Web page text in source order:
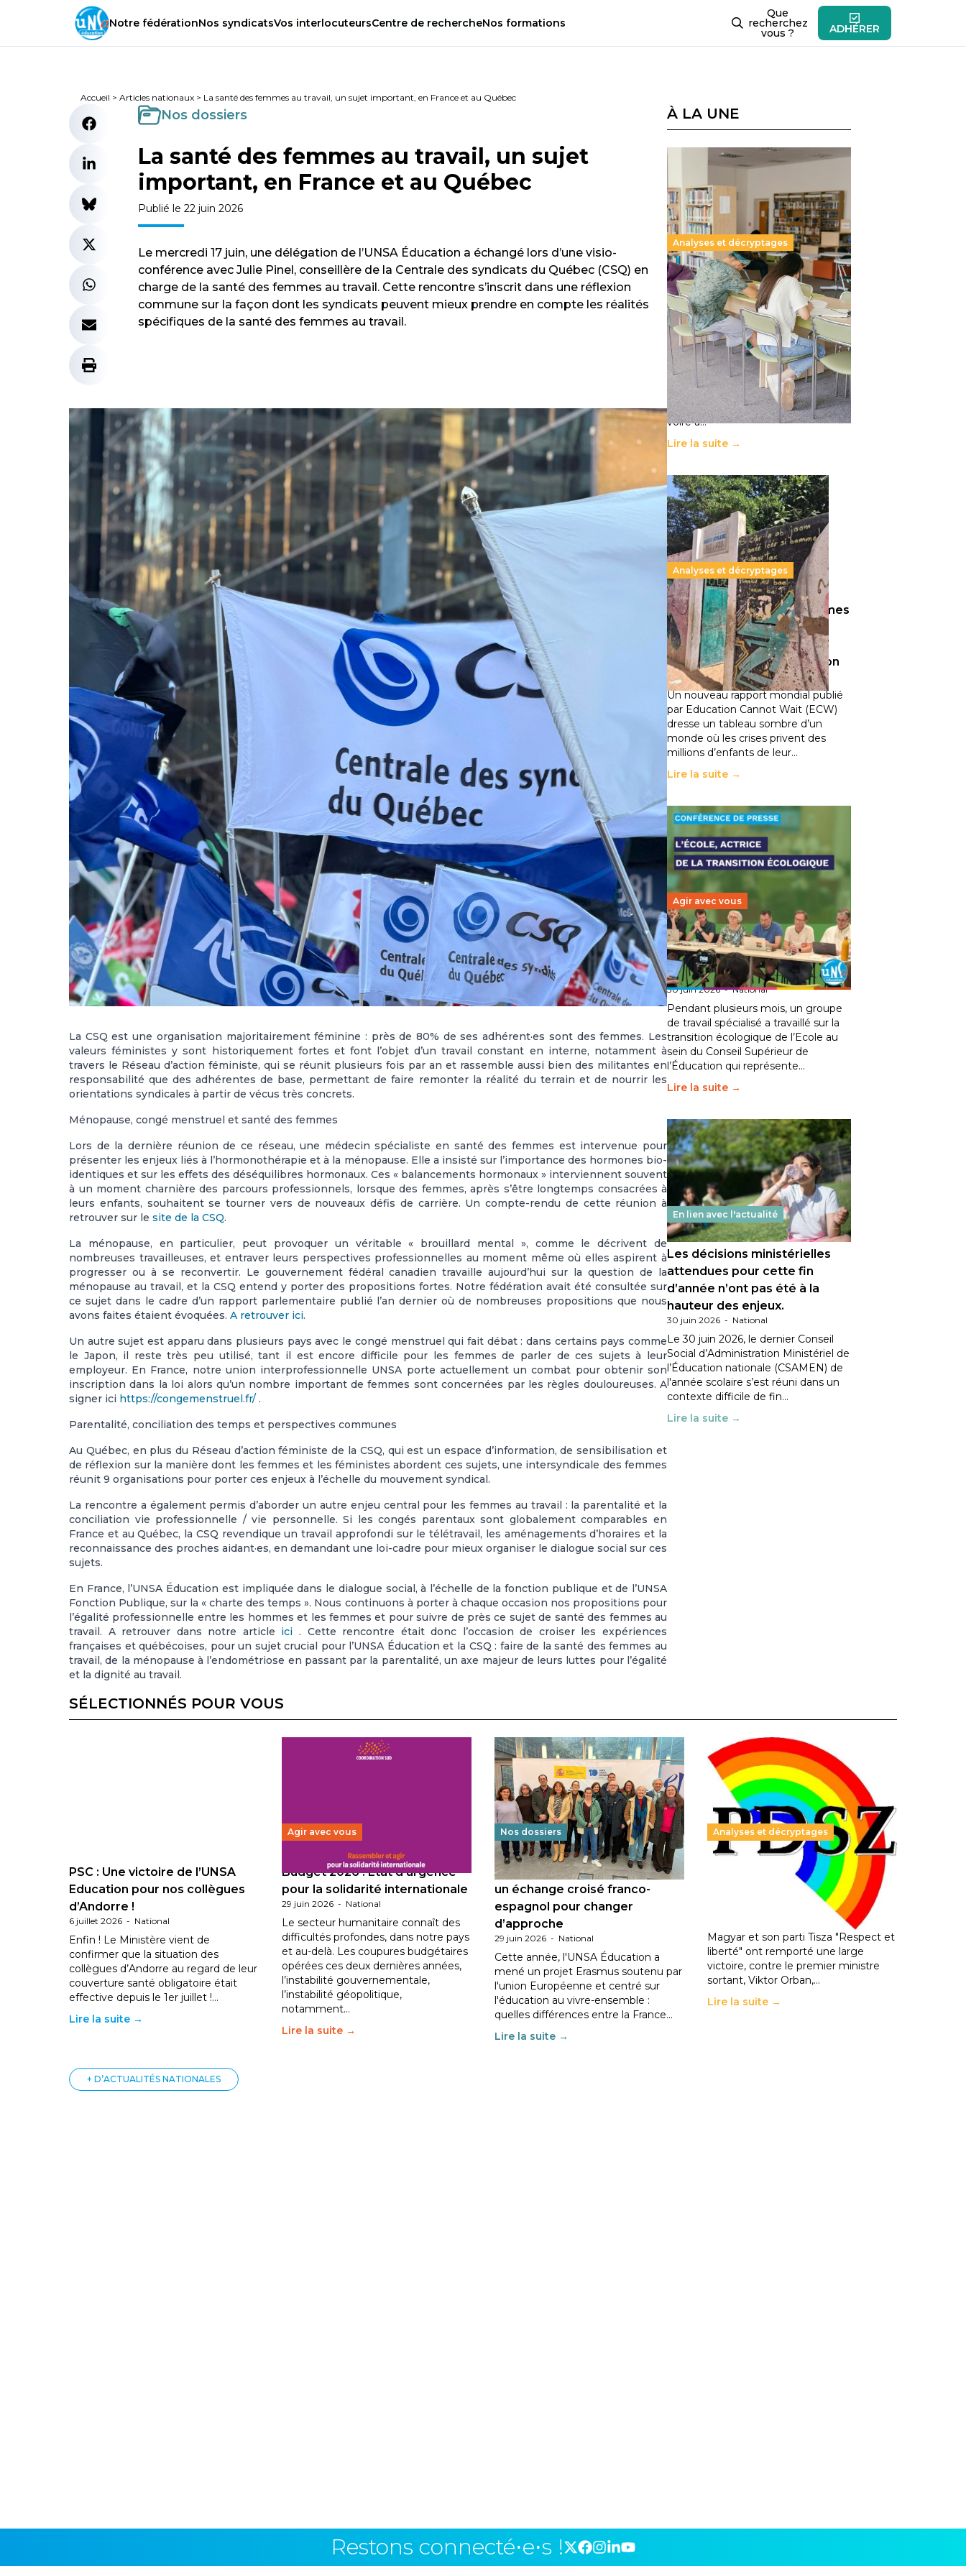
Notre fédérationNos syndicatsVos interlocuteursCentre de rechercheNos formations
Que
recherchez
vous ? ADHÉRER
Accueil > Articles nationaux > La santé des femmes au travail, un sujet important, en France et au Québec
Nos dossiers
La santé des femmes au travail, un sujet
important, en France et au Québec
Publié le 22 juin 2026
Le mercredi 17 juin, une délégation de l’UNSA Éducation a échangé lors d’une visio-
conférence avec Julie Pinel, conseillère de la Centrale des syndicats du Québec (CSQ) en
charge de la santé des femmes au travail. Cette rencontre s’inscrit dans une réflexion
commune sur la façon dont les syndicats peuvent mieux prendre en compte les réalités
spécifiques de la santé des femmes au travail.
La CSQ est une organisation majoritairement féminine : près de 80% de ses adhérent·es sont des femmes. Les
valeurs féministes y sont historiquement fortes et font l’objet d’un travail constant en interne, notamment à
travers le Réseau d’action féministe, qui se réunit plusieurs fois par an et rassemble aussi bien des militantes en
responsabilité que des adhérentes de base, permettant de faire remonter la réalité du terrain et de nourrir les
orientations syndicales à partir de vécus très concrets.
Ménopause, congé menstruel et santé des femmes
Lors de la dernière réunion de ce réseau, une médecin spécialiste en santé des femmes est intervenue pour
présenter les enjeux liés à l’hormonothérapie et à la ménopause. Elle a insisté sur l’importance des hormones bio-
identiques et sur les effets des déséquilibres hormonaux. Ces « balancements hormonaux » interviennent souvent
à un moment charnière des parcours professionnels, lorsque des femmes, après s’être longtemps consacrées à
leurs enfants, souhaitent se tourner vers de nouveaux défis de carrière. Un compte-rendu de cette réunion à
retrouver sur le site de la CSQ.
La ménopause, en particulier, peut provoquer un véritable « brouillard mental », comme le décrivent de
nombreuses travailleuses, et entraver leurs perspectives professionnelles au moment même où elles aspirent à
progresser ou à se reconvertir. Le gouvernement fédéral canadien travaille aujourd’hui sur la question de la
ménopause au travail, et la CSQ entend y porter des propositions fortes. Notre fédération avait été consultée sur
ce sujet dans le cadre d’un rapport parlementaire publié l’an dernier où de nombreuses propositions que nous
avons faites étaient évoquées. A retrouver ici.
Un autre sujet est apparu dans plusieurs pays avec le congé menstruel qui fait débat : dans certains pays comme
le Japon, il reste très peu utilisé, tant il est encore difficile pour les femmes de parler de ces sujets à leur
employeur. En France, notre union interprofessionnelle UNSA porte actuellement un combat pour obtenir son
inscription dans la loi alors qu’un nombre important de femmes sont concernées par les règles douloureuses. A
signer ici https://congemenstruel.fr/ .
Parentalité, conciliation des temps et perspectives communes
Au Québec, en plus du Réseau d’action féministe de la CSQ, qui est un espace d’information, de sensibilisation et
de réflexion sur la manière dont les femmes et les féministes abordent ces sujets, une intersyndicale des femmes
réunit 9 organisations pour porter ces enjeux à l’échelle du mouvement syndical.
La rencontre a également permis d’aborder un autre enjeu central pour les femmes au travail : la parentalité et la
conciliation vie professionnelle / vie personnelle. Si les congés parentaux sont globalement comparables en
France et au Québec, la CSQ revendique un travail approfondi sur le télétravail, les aménagements d’horaires et la
reconnaissance des proches aidant·es, en demandant une loi-cadre pour mieux organiser le dialogue social sur ces
sujets.
En France, l’UNSA Éducation est impliquée dans le dialogue social, à l’échelle de la fonction publique et de l’UNSA
Fonction Publique, sur la « charte des temps ». Nous continuons à porter à chaque occasion nos propositions pour
l’égalité professionnelle entre les hommes et les femmes et pour suivre de près ce sujet de santé des femmes au
travail. A retrouver dans notre article ici . Cette rencontre était donc l’occasion de croiser les expériences
françaises et québécoises, pour un sujet crucial pour l’UNSA Éducation et la CSQ : faire de la santé des femmes au
travail, de la ménopause à l’endométriose en passant par la parentalité, un axe majeur de leurs luttes pour l’égalité
et la dignité au travail.
À LA UNE
Analyses et décryptages
Supérieur privé : une dérive
qui met à mal la promesse
républicaine
11 juillet 2026- National
Le projet de loi sur la régulation de
l’enseignement supérieur privé met
en lumière l’amplification d’un
système qui relègue l’acte
pédagogique au superfétatoire,
voire à…
Lire la suite →
Analyses et décryptages
258 millions d’enfants victimes
de la guerre, des chocs
climatiques et des
déplacements de population
11 juillet 2026 -National
Un nouveau rapport mondial publié
par Education Cannot Wait (ECW)
dresse un tableau sombre d’un
monde où les crises privent des
millions d’enfants de leur…
Lire la suite →
Agir avec vous
Transition écologique de
l’éducation : l’UNSA Éducation
fait bouger les lignes
30 juin 2026-National
Pendant plusieurs mois, un groupe
de travail spécialisé a travaillé sur la
transition écologique de l’Ecole au
sein du Conseil Supérieur de
l’Éducation qui représente…
Lire la suite →
En lien avec l'actualité
Les décisions ministérielles
attendues pour cette fin
d’année n’ont pas été à la
hauteur des enjeux.
30 juin 2026 - National
Le 30 juin 2026, le dernier Conseil
Social d’Administration Ministériel de
l’Éducation nationale (CSAMEN) de
l'année scolaire s’est réuni dans un
contexte difficile de fin…
Lire la suite →
SÉLECTIONNÉS POUR VOUS
PSC : Une victoire de l’UNSA
Education pour nos collègues
d’Andorre !
6 juillet 2026 - National
Enfin ! Le Ministère vient de
confirmer que la situation des
collègues d’Andorre au regard de leur
couverture santé obligatoire était
effective depuis le 1er juillet !…
Lire la suite →
Agir avec vous
Budget 2026 : État d’urgence
pour la solidarité internationale
29 juin 2026 - National
Le secteur humanitaire connaît des
difficultés profondes, dans notre pays
et au-delà. Les coupures budgétaires
opérées ces deux dernières années,
l’instabilité gouvernementale,
l’instabilité géopolitique,
notamment…
Lire la suite →
Nos dossiers
Éducation au vivre-ensemble :
un échange croisé franco-
espagnol pour changer
d’approche
29 juin 2026 - National
Cette année, l'UNSA Éducation a
mené un projet Erasmus soutenu par
l'union Européenne et centré sur
l'éducation au vivre-ensemble :
quelles différences entre la France…
Lire la suite →
Analyses et décryptages
Hongrie : du changement pour
les politiques éducatives, aussi !
En Hongrie, le conservateur Peter
Magyar et son parti Tisza "Respect et
liberté" ont remporté une large
victoire, contre le premier ministre
sortant, Viktor Orban,…
Lire la suite →
+ D’ACTUALITÉS NATIONALES
Restons connecté⋅e⋅s !